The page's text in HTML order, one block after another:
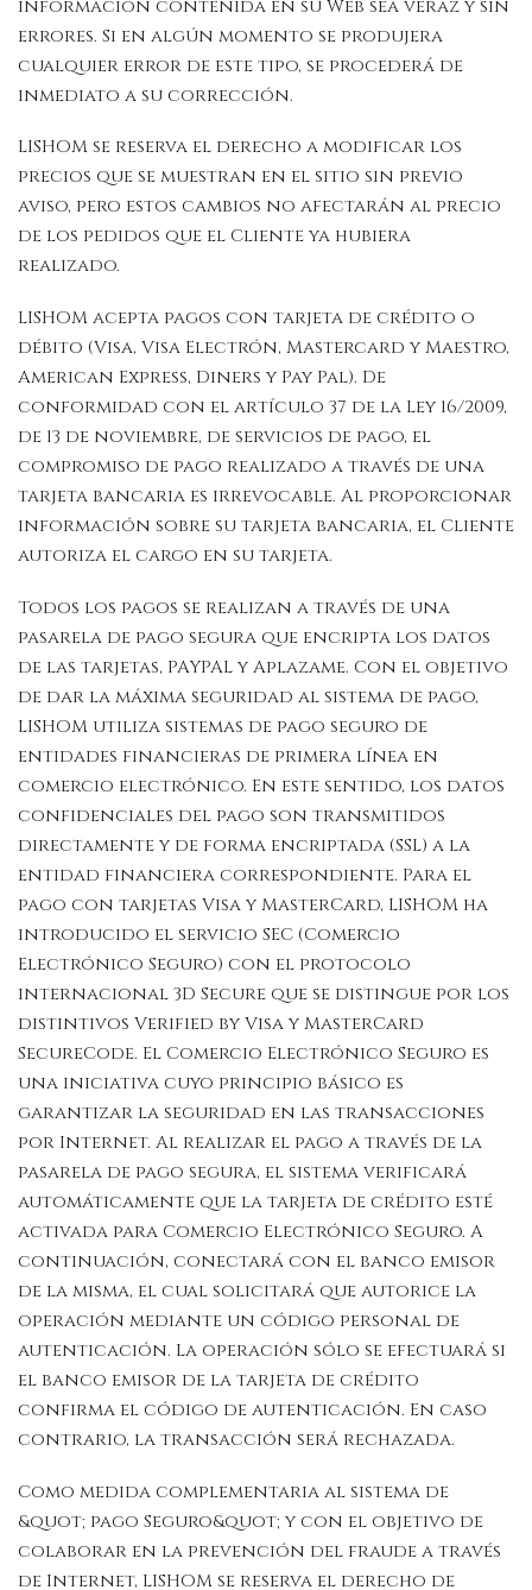
información contenida en su Web sea veraz y sin
errores. Si en algún momento se produjera
cualquier error de este tipo, se procederá de
inmediato a su corrección.
LISHOM se reserva el derecho a modificar los
precios que se muestran en el sitio sin previo
aviso, pero estos cambios no afectarán al precio
de los pedidos que el Cliente ya hubiera
realizado.
LISHOM acepta pagos con tarjeta de crédito o
débito (Visa, Visa Electrón, Mastercard y Maestro,
American Express, Diners y Pay Pal). De
conformidad con el artículo 37 de la Ley 16/2009,
de 13 de noviembre, de servicios de pago, el
compromiso de pago realizado a través de una
tarjeta bancaria es irrevocable. Al proporcionar
información sobre su tarjeta bancaria, el Cliente
autoriza el cargo en su tarjeta.
Todos los pagos se realizan a través de una
pasarela de pago segura que encripta los datos
de las tarjetas, PAYPAL y Aplazame. Con el objetivo
de dar la máxima seguridad al sistema de pago,
LISHOM utiliza sistemas de pago seguro de
entidades financieras de primera línea en
comercio electrónico. En este sentido, los datos
confidenciales del pago son transmitidos
directamente y de forma encriptada (SSL) a la
entidad financiera correspondiente. Para el
pago con tarjetas Visa y MasterCard, LISHOM ha
introducido el servicio SEC (Comercio
Electrónico Seguro) con el protocolo
internacional 3D Secure que se distingue por los
distintivos Verified by Visa y MasterCard
SecureCode. El Comercio Electrónico Seguro es
una iniciativa cuyo principio básico es
garantizar la seguridad en las transacciones
por Internet. Al realizar el pago a través de la
pasarela de pago segura, el sistema verificará
automáticamente que la tarjeta de crédito esté
activada para Comercio Electrónico Seguro. A
continuación, conectará con el banco emisor
de la misma, el cual solicitará que autorice la
operación mediante un código personal de
autenticación. La operación sólo se efectuará si
el banco emisor de la tarjeta de crédito
confirma el código de autenticación. En caso
contrario, la transacción será rechazada.
Como medida complementaria al sistema de
&quot; pago Seguro&quot; y con el objetivo de
colaborar en la prevención del fraude a través
de Internet, LISHOM se reserva el derecho de